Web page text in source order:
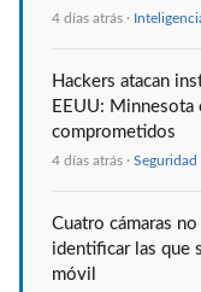
4 días atrás ·
Hackers atacan
EEUU: Minnesota
comprometidos
4 días atrás · Seguridad
Cuatro cámaras
identificar las que
móvil